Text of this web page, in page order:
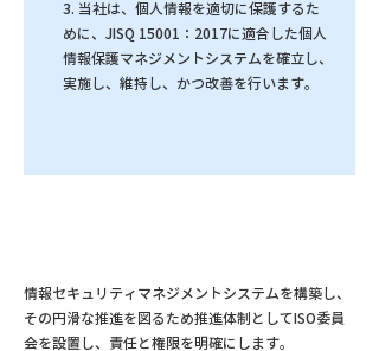
3. 当社は、個人情報を適切に保護するた
めに、JISQ 15001：2017に適合した個人
情報保護マネジメントシステムを確立し、
実施し、維持し、かつ改善を行います。
情報セキュリティマネジメントシステムを構築し、
その円滑な推進を図るため推進体制としてISO委員
会を設置し、責任と権限を明確にします。